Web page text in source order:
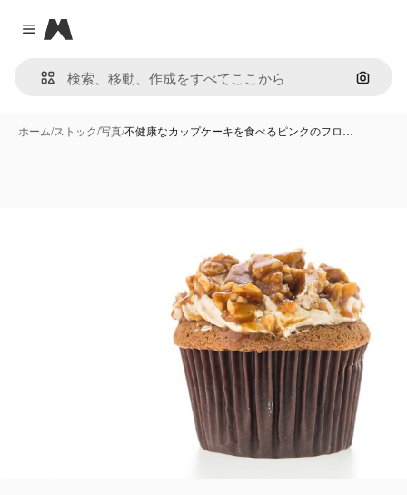
Close menu
Magnific
画像で
ホーム/ストック/写真/不健康なカップケーキを食べるピンクのフロ…